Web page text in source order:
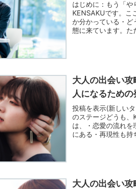
はじめに：もう「や
KENSAKUです。こ
か分かっている・ど
態に来ています。た
大人の出会い
人になるため
投稿を表示(新しい
のステージどうも、
は、・恋愛の流れ
にある・再現性も持
大人の出会い